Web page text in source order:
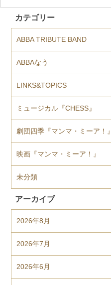
カテゴリー
ABBA TRIBUTE BAND
ABBAなう
LINKS&TOPICS
ミュージカル『CHESS』
劇団四季『マンマ・ミーア！』
映画『マンマ・ミーア！』
未分類
アーカイブ
2026年8月
2026年7月
2026年6月